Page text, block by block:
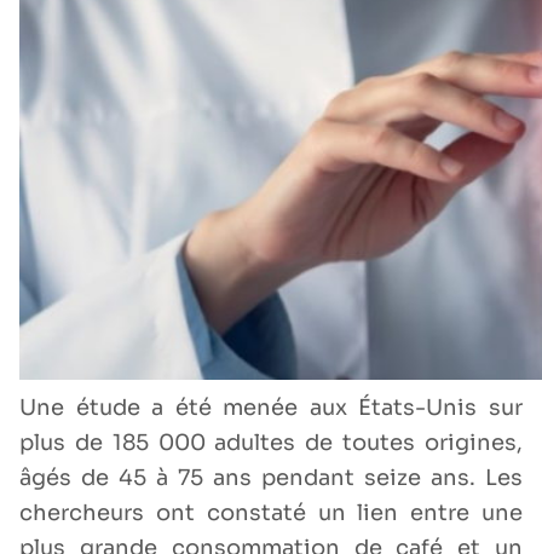
Une étude a été menée aux États-Unis sur
plus de 185 000 adultes de toutes origines,
âgés de 45 à 75 ans pendant seize ans. Les
chercheurs ont constaté un lien entre une
plus grande consommation de café et un